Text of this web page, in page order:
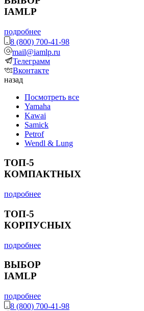
IAMLP
подробнее
8 (800) 700-41-98
mail@iamlp.ru
Телеграмм
Вконтакте
назад
Посмотреть все
Yamaha
Kawai
Samick
Petrof
Wendl & Lung
ТОП-5
КОМПАКТНЫХ
подробнее
ТОП-5
КОРПУСНЫХ
подробнее
ВЫБОР
IAMLP
подробнее
8 (800) 700-41-98